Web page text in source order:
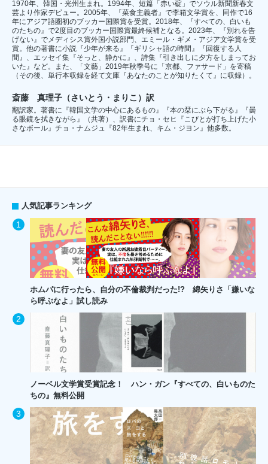
1970年、韓国・光州生まれ。1994年、短篇「赤い碇」でソウル新聞新春文
芸より作家デビュー。2005年、『菜食主義者』で李箱文学賞を、同作で16
年にアジア語圏初のブッカー国際賞を受賞。2018年、『すべての、白いも
のたちの』で2度目のブッカー国際賞最終候補となる。2023年、『別れを告
げない』でメディシス賞外国小説部門、エミール・ギメ・アジア文学賞を受
賞。他の著書に小説『少年が来る』『ギリシャ語の時間』『回復する人
間』、エッセイ集『そっと、静かに』、詩集『引き出しに夕方をしまってお
いた』など。また、「文藝」2019年秋季号に「京都、ファサード」を寄稿
（その後、単行本収録を経て文庫『あなたのことが知りたくて』に収録）。
斎藤 真理子（さいとう・まりこ）訳
翻訳家。著書に『韓国文学の中心にあるもの』『本の栞にぶら下がる』『曇
る眼鏡を拭きながら』（共著）、訳書にチョ・セヒ『こびとが打ち上げた小
さなボール』チョ・ナムジュ『82年生まれ、キム・ジヨン』他多数。
人気記事ランキング
ホムパに行ったら、自分の不倫裁判だった!? 綿矢りさ「嫌いな
ら呼ぶなよ」試し読み
ノーベル文学賞受賞記念！ ハン・ガン『すべての、白いものた
ちの』無料公開